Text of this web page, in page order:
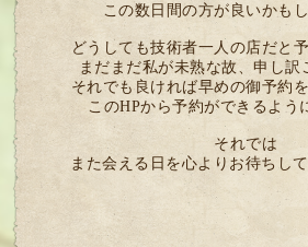
この数日間の方が良いかも
どうしても技術者一人の店だと
まだまだ私が未熟な故、申し訳
それでも良ければ早めの御予約
このHPから予約ができるよう
それでは
また会える日を心よりお待ちし